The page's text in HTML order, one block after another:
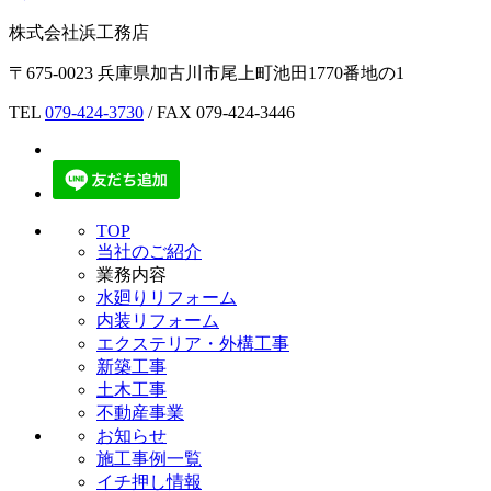
株式会社浜工務店
〒675-0023 兵庫県加古川市尾上町池田1770番地の1
TEL 079-424-3730 / FAX 079-424-3446
TOP
当社のご紹介
業務内容
水廻りリフォーム
内装リフォーム
エクステリア・外構工事
新築工事
土木工事
不動産事業
お知らせ
施工事例一覧
イチ押し情報